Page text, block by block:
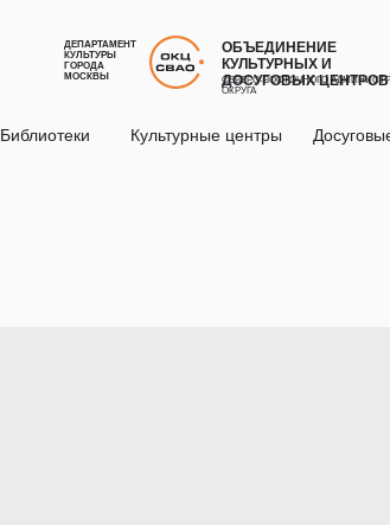
ДЕПАРТАМЕНТ
КУЛЬТУРЫ
ГОРОДА
МОСКВЫ
ОБЪЕДИНЕНИЕ
КУЛЬТУРНЫХ И
ДОСУГОВЫХ ЦЕНТРОВ
СЕВЕРО-ВОСТОЧНОГО
ОКРУГА
Библиотеки Культурные центры